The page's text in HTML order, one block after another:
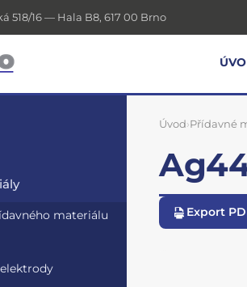
518/16 — Hala B8, 617 00 Brno
materiálu
Úvod›Přídavné
Export